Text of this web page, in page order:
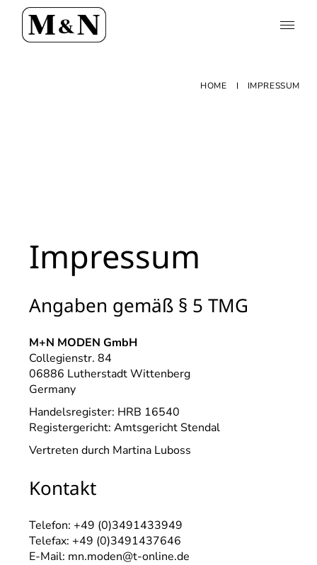
HOME IMPRESSUM
Impressum
Angaben gemäß § 5 TMG
M+N MODEN GmbH
Collegienstr. 84
06886 Lutherstadt Wittenberg
Germany
Handelsregister: HRB 16540
Registergericht: Amtsgericht Stendal
Vertreten durch Martina Luboss
Kontakt
Telefon: +49 (0)3491433949
Telefax: +49 (0)3491437646
E-Mail: mn.moden@t-online.de